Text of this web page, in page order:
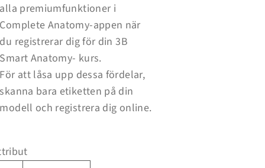
alla premiumfunktioner i
Complete Anatomy-appen när
du registrerar dig för din 3B
Smart Anatomy- kurs.
För att låsa upp dessa fördelar,
skanna bara etiketten på din
modell och registrera dig online.